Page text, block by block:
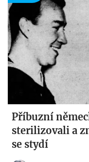
Příbuzní
sterilizovali a
se stydí